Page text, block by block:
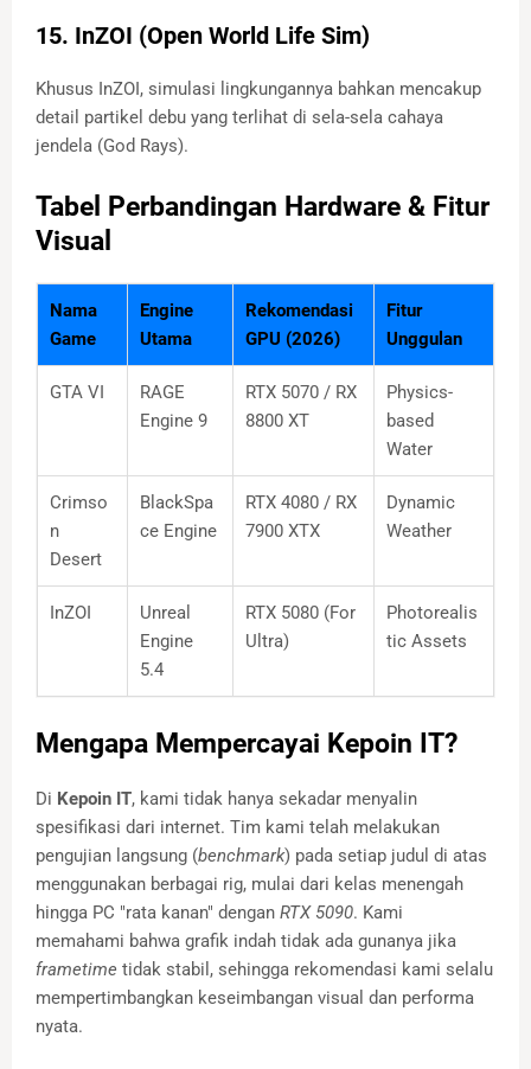
15. InZOI (Open World Life Sim)
Khusus InZOI, simulasi lingkungannya bahkan mencakup
detail partikel debu yang terlihat di sela-sela cahaya
jendela (God Rays).
Tabel Perbandingan Hardware & Fitur
Visual
Nama
Game
Engine
Utama
Rekomendasi
GPU (2026)
Fitur
Unggulan
GTA VI
RAGE
Engine 9
RTX 5070 / RX
8800 XT
Physics-
based
Water
Crimso
n
Desert
BlackSpa
ce Engine
RTX 4080 / RX
7900 XTX
Dynamic
Weather
InZOI
Unreal
Engine
5.4
RTX 5080 (For
Ultra)
Photorealis
tic Assets
Mengapa Mempercayai Kepoin IT?
Di Kepoin IT, kami tidak hanya sekadar menyalin
spesifikasi dari internet. Tim kami telah melakukan
pengujian langsung (benchmark) pada setiap judul di atas
menggunakan berbagai rig, mulai dari kelas menengah
hingga PC "rata kanan" dengan RTX 5090. Kami
memahami bahwa grafik indah tidak ada gunanya jika
frametime tidak stabil, sehingga rekomendasi kami selalu
mempertimbangkan keseimbangan visual dan performa
nyata.